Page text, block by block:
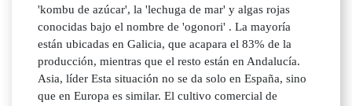
'kombu de azúcar', la 'lechuga de mar' y algas rojas
conocidas bajo el nombre de 'ogonori' . La mayoría
están ubicadas en Galicia, que acapara el 83% de la
producción, mientras que el resto están en Andalucía.
Asia, líder Esta situación no se da solo en España, sino
que en Europa es similar. El cultivo comercial de